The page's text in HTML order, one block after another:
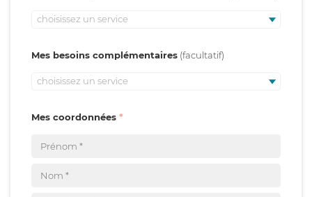
choisissez un service
Mes besoins complémentaires
choisissez un service
Mes coordonnées